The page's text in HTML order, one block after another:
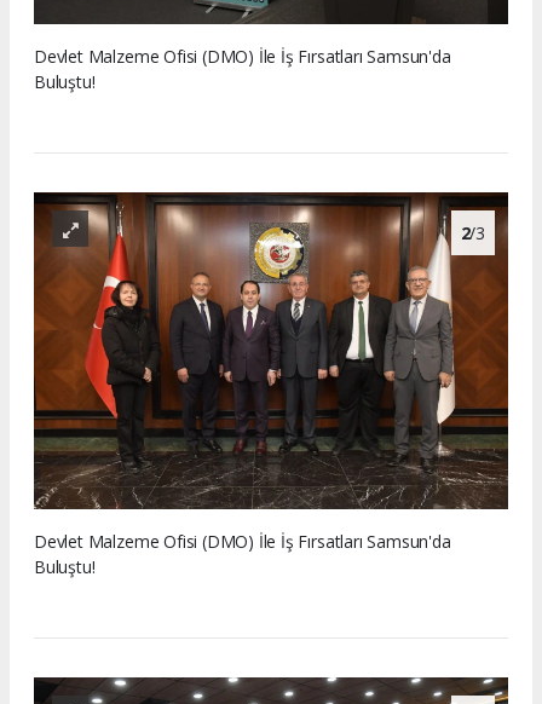
Devlet Malzeme Ofisi (DMO) İle İş Fırsatları Samsun'da
Buluştu!
2/3
Devlet Malzeme Ofisi (DMO) İle İş Fırsatları Samsun'da
Buluştu!